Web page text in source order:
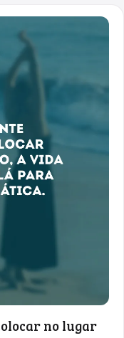
no lugar